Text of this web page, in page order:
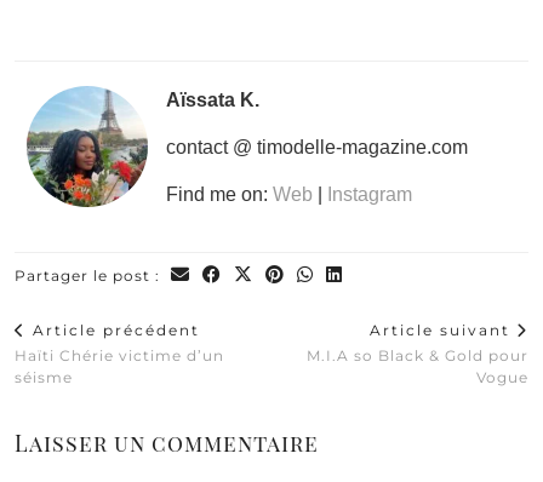
Aïssata K.
contact @ timodelle-magazine.com
Find me on: Web Instagram
Partager le post :
Article précédent
Haïti Chérie victime d’un
séisme
Article suivant
M.I.A so Black & Gold pour
Vogue
Laisser un commentaire